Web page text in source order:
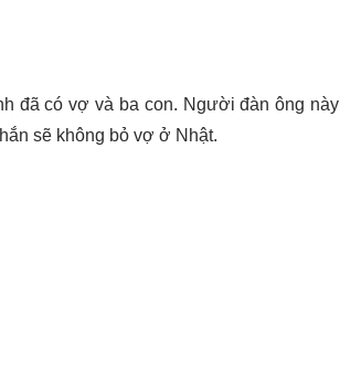
đã có vợ và ba con. Người đàn ông này
sẽ không bỏ vợ ở Nhật.